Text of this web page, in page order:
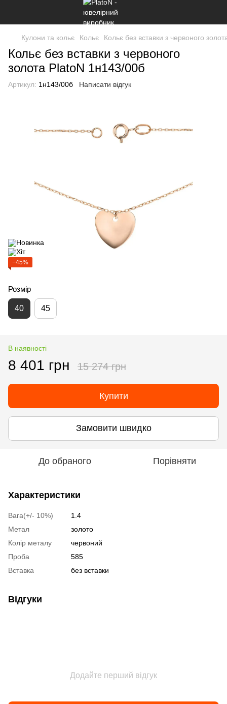
Кулони та кольє Кольє Кольє без вставки з червоного
Кольє без вставки з червоного
золота PlatoN 1н143/00б
Артикул: 1н143/00б Написати відгук
−45%
Розмір
40 45
В наявності
8 401 грн 15 274 грн
Купити
Замовити швидко
До обраного Порівняти
Характеристики
Вага(+/- 10%)
1.4
Метал
золото
Колір металу
червоний
Проба
585
Вставка
без вставки
Відгуки
Додайте перший відгук